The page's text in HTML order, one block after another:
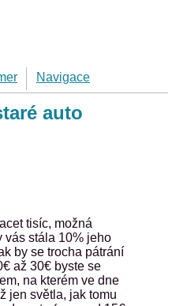
Navigace
auto
tisíc, možná
vás stála 10% jeho
by se trocha pátrání
až 30€ byste se
na kterém ve dne
jen světla, jak tomu